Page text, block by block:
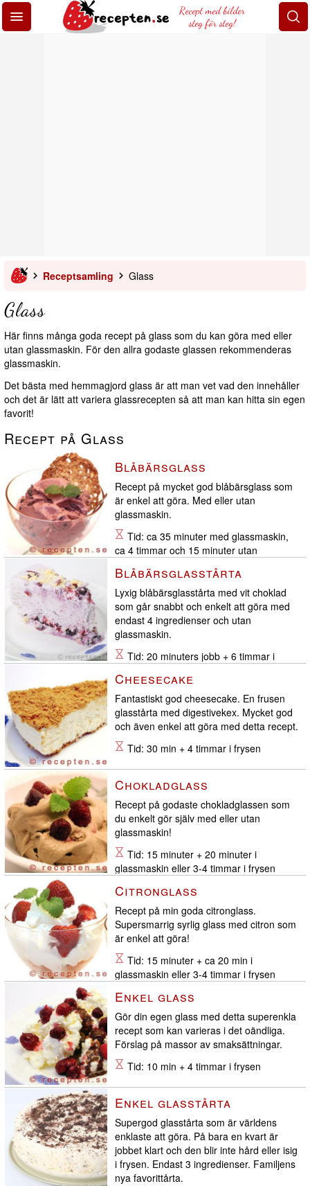
Recept med bilder
steg för steg!
Receptsamling Glass
Glass
Här finns många goda recept på glass som du kan göra med eller
utan glassmaskin. För den allra godaste glassen rekommenderas
glassmaskin.
Det bästa med hemmagjord glass är att man vet vad den innehåller
och det är lätt att variera glassrecepten så att man kan hitta sin egen
favorit!
Recept på Glass
Blåbärsglass
Recept på mycket god blåbärsglass som
är enkel att göra. Med eller utan
glassmaskin.
Tid: ca 35 minuter med glassmaskin,
ca 4 timmar och 15 minuter utan
Blåbärsglasstårta
Lyxig blåbärsglasstårta med vit choklad
som går snabbt och enkelt att göra med
endast 4 ingredienser och utan
glassmaskin.
Tid: 20 minuters jobb + 6 timmar i
Cheesecake
Fantastiskt god cheesecake. En frusen
glasstårta med digestivekex. Mycket god
och även enkel att göra med detta recept.
Tid: 30 min + 4 timmar i frysen
Chokladglass
Recept på godaste chokladglassen som
du enkelt gör själv med eller utan
glassmaskin!
Tid: 15 minuter + 20 minuter i
glassmaskin eller 3-4 timmar i frysen
Citronglass
Recept på min goda citronglass.
Supersmarrig syrlig glass med citron som
är enkel att göra!
Tid: 15 minuter + ca 20 min i
glassmaskin eller 3-4 timmar i frysen
Enkel glass
Gör din egen glass med detta superenkla
recept som kan varieras i det oändliga.
Förslag på massor av smaksättningar.
Tid: 10 min + 4 timmar i frysen
Enkel glasstårta
Supergod glasstårta som är världens
enklaste att göra. På bara en kvart är
jobbet klart och den blir inte hård eller isig
i frysen. Endast 3 ingredienser. Familjens
nya favorittårta.